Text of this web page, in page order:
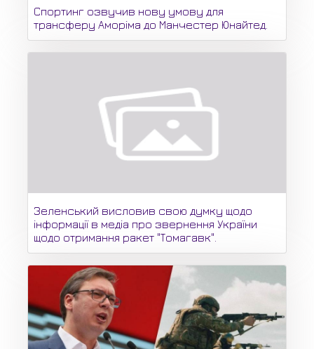
Спортинг озвучив нову умову для
трансферу Аморіма до Манчестер Юнайтед.
Зеленський висловив свою думку щодо
інформації в медіа про звернення України
щодо отримання ракет "Томагавк".